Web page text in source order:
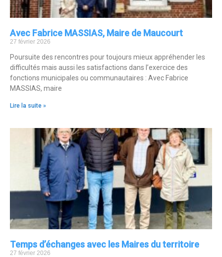
Avec Fabrice MASSIAS, Maire de Maucourt
27 février 2026
Poursuite des rencontres pour toujours mieux appréhender les
difficultés mais aussi les satisfactions dans l’exercice des
fonctions municipales ou communautaires : Avec Fabrice
MASSIAS, maire
Lire la suite »
Temps d’échanges avec les Maires du territoire
27 février 2026